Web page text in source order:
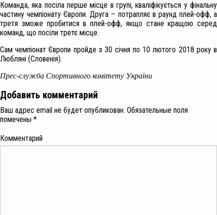
Команда, яка посіла перше місце в групі, кваліфікується у фінальну
частину чемпіонату Європи. Друга – потрапляє в раунд плей-офф, а
третя зможе пробитися в плей-офф, якщо стане кращою серед
команд, що посіли третє місце.
Сам чемпіонат Європи пройде з 30 січня по 10 лютого 2018 року в
Любляні (Словенія).
Прес-служба Спортивного комітету України
Добавить комментарий
Ваш адрес email не будет опубликован. Обязательные поля
помечены *
Комментарий